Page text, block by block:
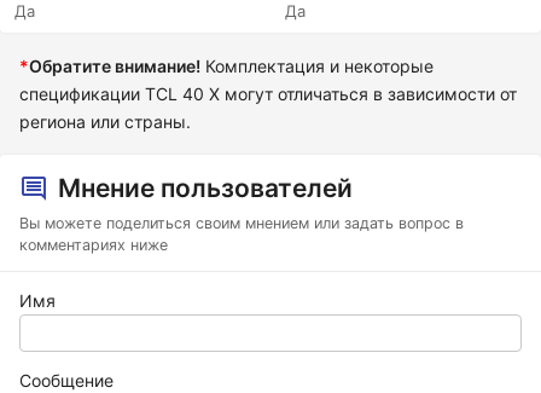
Да
Да
*Обратите внимание! Комплектация и некоторые
спецификации TCL 40 X могут отличаться в зависимости от
региона или страны.
Мнение пользователей
Вы можете поделиться своим мнением или задать вопрос в
комментариях ниже
Имя
Сообщение